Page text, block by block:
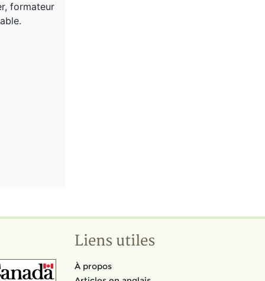
formateur
Liens utiles
À propos